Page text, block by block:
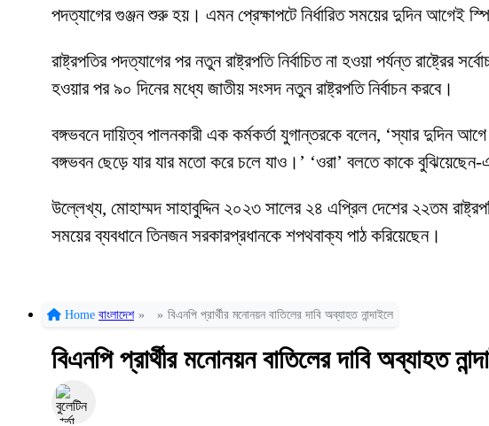
পদত্যাগের গুঞ্জন শুরু হয়। এমন প্রেক্ষাপটে নির্ধারিত সময়ের দুদিন আগেই
রাষ্ট্রপতির পদত্যাগের পর নতুন রাষ্ট্রপতি নির্বাচিত না হওয়া পর্যন্ত
হওয়ার পর ৯০ দিনের মধ্যে জাতীয় সংসদ নতুন রাষ্ট্রপতি নির্বাচন করবে।
বঙ্গভবনে দায়িত্ব পালনকারী এক কর্মকর্তা যুগান্তরকে বলেন, ‘স্যার দুদিন
বঙ্গভবন ছেড়ে যার যার মতো করে চলে যাও।’ ‘ওরা’ বলতে কাকে
উল্লেখ্য, মোহাম্মদ সাহাবুদ্দিন ২০২৩ সালের ২৪ এপ্রিল দেশের ২২তম
সময়ের ব্যবধানে তিনজন সরকারপ্রধানকে শপথবাক্য পাঠ করিয়েছেন।
Home বাংলাদেশ » » বিএনপি প্রার্থীর মনোনয়ন বাতিলের দাবি অব্যাহত নান্দাইলে
বিএনপি প্রার্থীর মনোনয়ন বাতিলের দাবি অব্যাহত